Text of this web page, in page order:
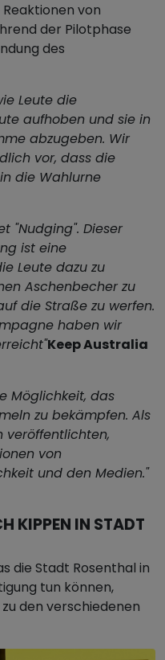
von
der Pilotphase
des
Leute die
aufhoben und sie in
abzugeben. Wir
vor, dass die
die Wahlurne
"Nudging". Dieser
ist eine
Leute dazu zu
Aschenbecher zu
die Straße zu werfen.
haben wir
Keep Australia
Möglichkeit, das
zu bekämpfen. Als
veröffentlichten,
von
und den Medien."
KIPPEN IN STADT
die Stadt Rosenthal in
tun können,
den verschiedenen